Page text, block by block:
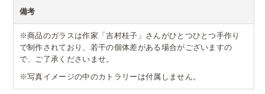
備考
※商品のガラスは作家「吉村桂子」さんがひとつひとつ手作り
で制作されており、若干の個体差がある場合がございますの
で、ご了承くださいませ。
※写真イメージの中のカトラリーは付属しません。